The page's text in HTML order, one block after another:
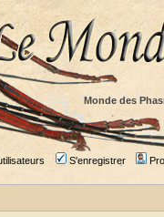
Monde des
S'enregistrer